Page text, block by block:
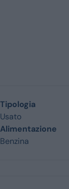
Tipologia
Usato
Alimentazione
Benzina